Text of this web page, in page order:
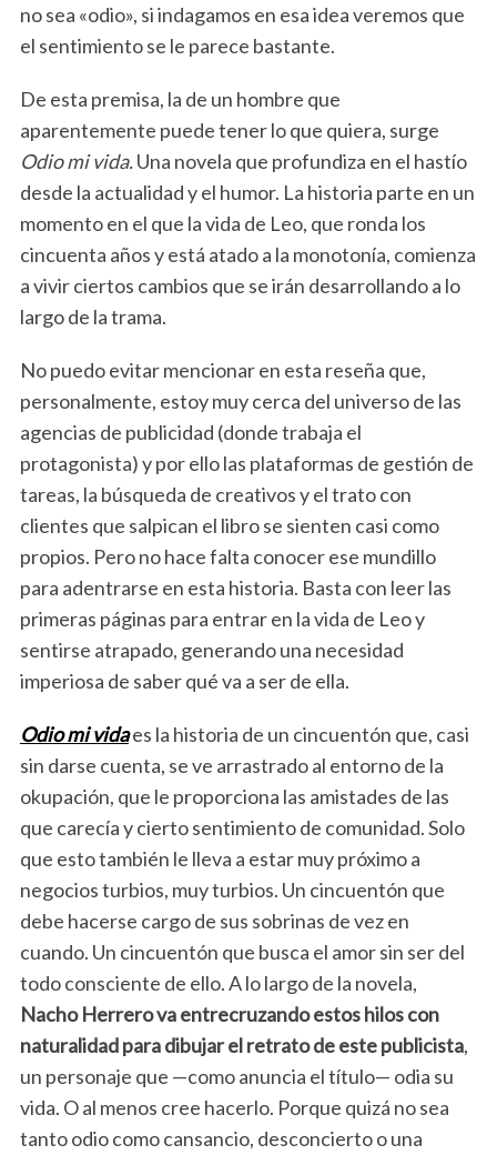
no sea «odio», si indagamos en esa idea veremos que
el sentimiento se le parece bastante.
De esta premisa, la de un hombre que
aparentemente puede tener lo que quiera, surge
Odio mi vida.Una novela que profundiza en el hastío
desde la actualidad y el humor. La historia parte en un
momento en el que la vida de Leo, que ronda los
cincuenta años y está atado a la monotonía, comienza
a vivir ciertos cambios que se irán desarrollando a lo
largo de la trama.
No puedo evitar mencionar en esta reseña que,
personalmente, estoy muy cerca del universo de las
agencias de publicidad (donde trabaja el
protagonista) y por ello las plataformas de gestión de
tareas, la búsqueda de creativos y el trato con
clientes que salpican el libro se sienten casi como
propios. Pero no hace falta conocer ese mundillo
para adentrarse en esta historia. Basta con leer las
primeras páginas para entrar en la vida de Leo y
sentirse atrapado, generando una necesidad
imperiosa de saber qué va a ser de ella.
Odio mi vidaes la historia de un cincuentón que, casi
sin darse cuenta, se ve arrastrado al entorno de la
okupación, que le proporciona las amistades de las
que carecía y cierto sentimiento de comunidad. Solo
que esto también le lleva a estar muy próximo a
negocios turbios, muy turbios. Un cincuentón que
debe hacerse cargo de sus sobrinas de vez en
cuando. Un cincuentón que busca el amor sin ser del
todo consciente de ello. A lo largo de la novela,
Nacho Herrero va entrecruzando estos hilos con
naturalidad para dibujar el retrato de este publicista,
un personaje que —como anuncia el título— odia su
vida. O al menos cree hacerlo. Porque quizá no sea
tanto odio como cansancio, desconcierto o una